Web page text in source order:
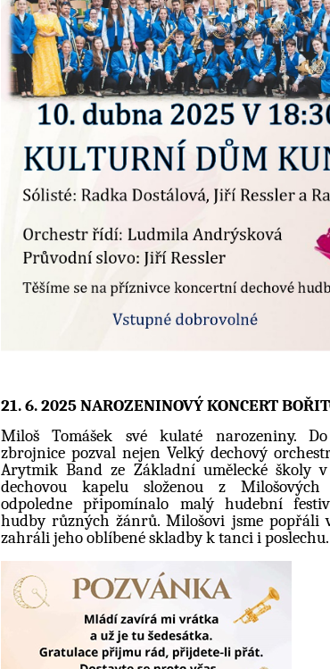
21. 6. 2025 NAROZENINOVÝ KONCERT
Miloš Tomášek své kulaté narozeniny.
zbrojnice pozval nejen Velký dechový
Arytmik Band ze Základní umělecké školy
dechovou kapelu složenou z Milošových
odpoledne připomínalo malý hudební
hudby různých žánrů. Milošovi jsme popřáli
zahráli jeho oblíbené skladby k tanci i poslechu.